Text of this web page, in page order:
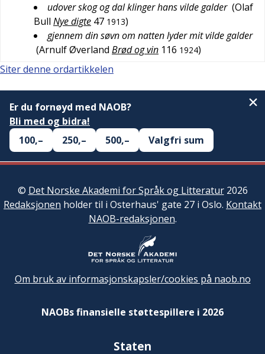
udover skog og dal klinger hans vilde galder (Olaf
Bull Nye digte 47 1913)
gjennem din søvn om natten lyder mit vilde galder
(Arnulf Øverland Brød og vin 116 1924)
Siter denne ordartikkelen
Er du fornøyd med NAOB?
Bli med og bidra!
100,–
250,– 500,– Valgfri sum
© Det Norske Akademi for Språk og Litteratur2026
Redaksjonen holder til i Osterhaus' gate 27 i Oslo. Kontakt
NAOB-redaksjonen.
Om bruk av informasjonskapsler/cookies på naob.no
NAOBs finansielle støttespillere i 2026
Staten